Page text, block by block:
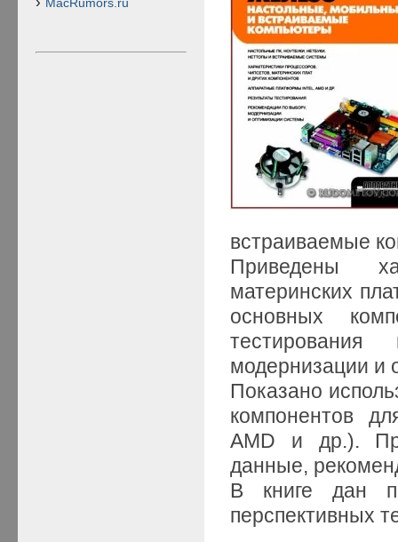
встраиваемые
Приведены
материнских
основных
модернизации и
Показано
компонентов
AMD и др.).
данные,
В книге дан
перспективных
MacRumors.ru